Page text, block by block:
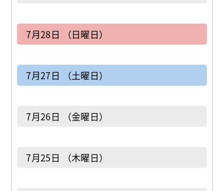
7月28日 （日曜日）
7月27日 （土曜日）
7月26日 （金曜日）
7月25日 （木曜日）